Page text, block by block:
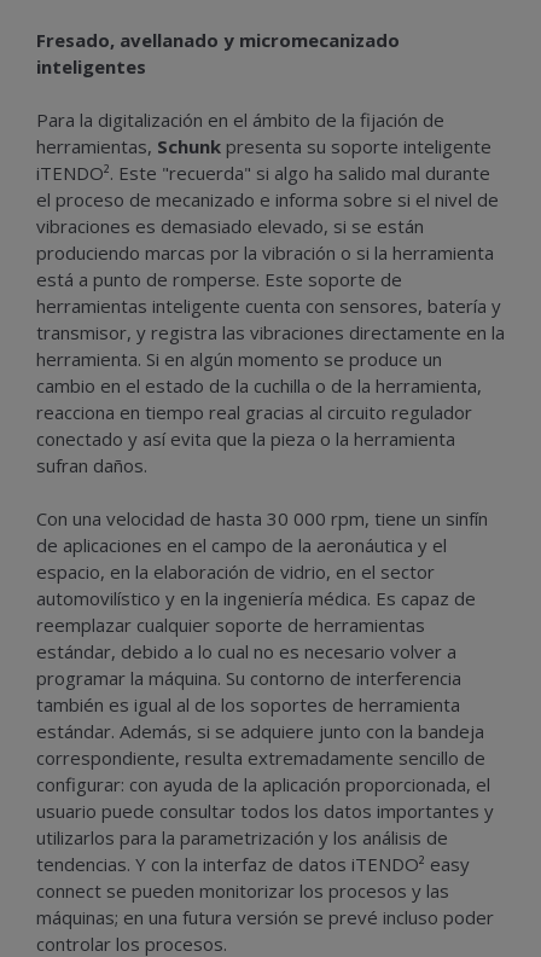
Fresado, avellanado y micromecanizado
inteligentes
Para la digitalización en el ámbito de la fijación de
herramientas, Schunk presenta su soporte inteligente
iTENDO². Este "recuerda" si algo ha salido mal durante
el proceso de mecanizado e informa sobre si el nivel de
vibraciones es demasiado elevado, si se están
produciendo marcas por la vibración o si la herramienta
está a punto de romperse. Este soporte de
herramientas inteligente cuenta con sensores, batería y
transmisor, y registra las vibraciones directamente en la
herramienta. Si en algún momento se produce un
cambio en el estado de la cuchilla o de la herramienta,
reacciona en tiempo real gracias al circuito regulador
conectado y así evita que la pieza o la herramienta
sufran daños.
Con una velocidad de hasta 30 000 rpm, tiene un sinfín
de aplicaciones en el campo de la aeronáutica y el
espacio, en la elaboración de vidrio, en el sector
automovilístico y en la ingeniería médica. Es capaz de
reemplazar cualquier soporte de herramientas
estándar, debido a lo cual no es necesario volver a
programar la máquina. Su contorno de interferencia
también es igual al de los soportes de herramienta
estándar. Además, si se adquiere junto con la bandeja
correspondiente, resulta extremadamente sencillo de
configurar: con ayuda de la aplicación proporcionada, el
usuario puede consultar todos los datos importantes y
utilizarlos para la parametrización y los análisis de
tendencias. Y con la interfaz de datos iTENDO² easy
connect se pueden monitorizar los procesos y las
máquinas; en una futura versión se prevé incluso poder
controlar los procesos.